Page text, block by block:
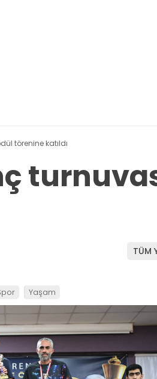
törenine katıldı
TÜM
Yaşam